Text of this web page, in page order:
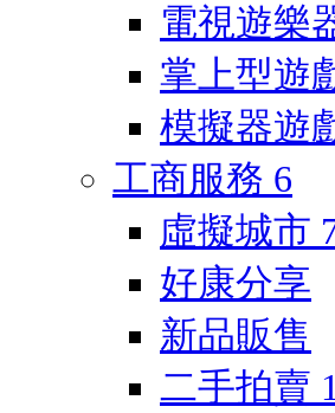
電視遊樂
掌上型遊
模擬器遊
工商服務 6
虛擬城市
好康分享
新品販售
二手拍賣 1